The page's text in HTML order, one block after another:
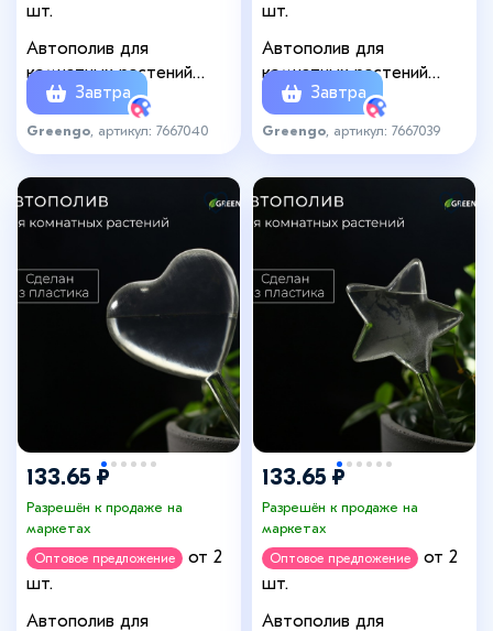
шт.
Автополив для
комнатных растений
«Цветок», 140 мл, ПВХ,
Greengo
Завтра
Greengo , артикул: 7667040
шт.
Автополив для
комнатных растений
«Сова», 200 мл, ПВХ,
Greengo
Завтра
Greengo , артикул: 7667039
133.65 ₽
Разрешён к продаже на
маркетах
Оптовое предложение
от 2
шт.
Автополив для
133.65 ₽
Разрешён к продаже на
маркетах
Оптовое предложение
от 2
шт.
Автополив для